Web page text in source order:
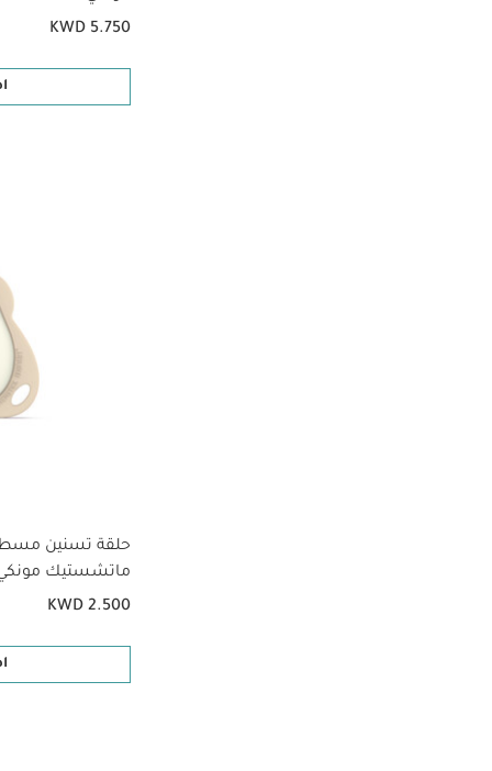
KWD 5.750
حلقة تسنين
ماتشستيك
KWD 2.500